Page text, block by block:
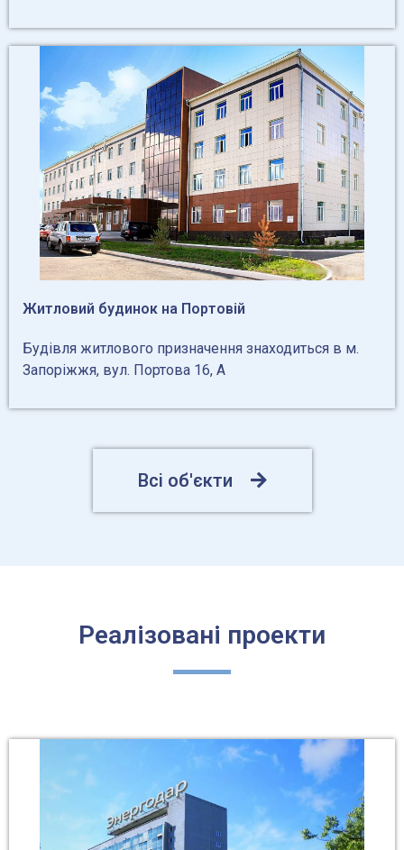
Житловий будинок на Портовій
Будівля житлового призначення знаходиться в м.
Запоріжжя, вул. Портова 16, А
Всі об'єкти
Реалізовані проекти